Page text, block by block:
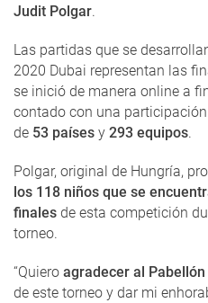
Judit Polgar.
Las partidas que se
2020 Dubai representan las
se inició de manera online a
contado con una
de 53 países y 293 equipos.
Polgar, original de Hungría,
los 118 niños que se
finales de esta competición
torneo.
“Quiero agradecer al Pabellón
de este torneo y dar mi